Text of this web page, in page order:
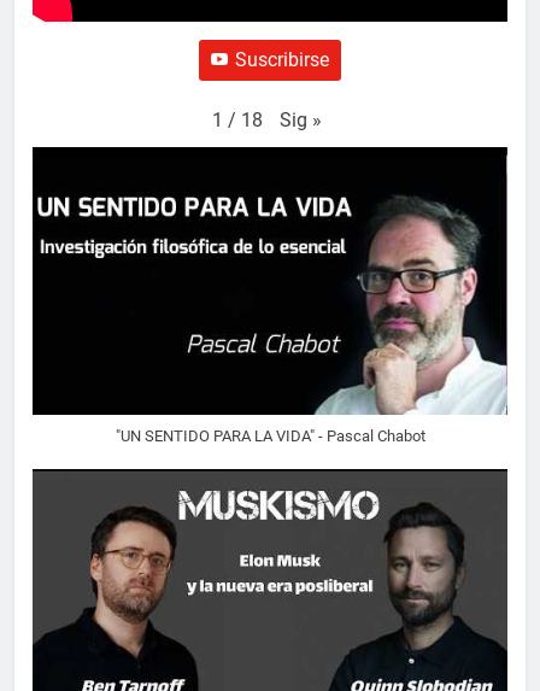
Suscribirse
1 / 18 Sig »
"UN SENTIDO PARA LA VIDA" - Pascal Chabot